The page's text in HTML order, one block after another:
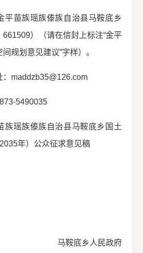
平苗族瑶族傣族自治县马鞍底乡
661509）（请在信封上标注“金平
规划意见建议”字样）。
：maddzb35@126.com
5490035
族瑶族傣族自治县马鞍底乡国土
年）公众征求意见稿
马鞍底乡人民政府